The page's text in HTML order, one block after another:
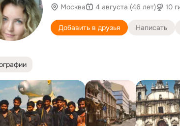
Москва 4 августа (46 лет) 10
Добавить в друзья Написать